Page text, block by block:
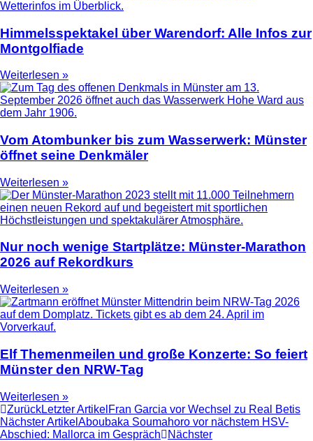
Himmelsspektakel über Warendorf: Alle Infos zur
Montgolfiade
Weiterlesen »
Vom Atombunker bis zum Wasserwerk: Münster
öffnet seine Denkmäler
Weiterlesen »
Nur noch wenige Startplätze: Münster-Marathon
2026 auf Rekordkurs
Weiterlesen »
Elf Themenmeilen und große Konzerte: So feiert
Münster den NRW-Tag
Weiterlesen »
ZurückLetzter Artikel Fran Garcia vor Wechsel zu Real Betis
Nächster Artikel Aboubaka Soumahoro vor nächstem HSV-
Abschied: Mallorca im Gespräch
Nächster